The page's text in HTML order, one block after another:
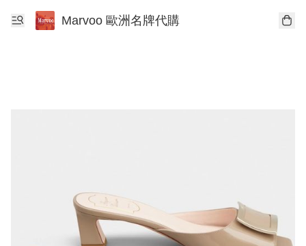
Marvoo 歐洲名牌代購